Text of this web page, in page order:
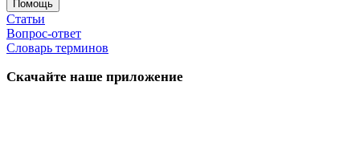
Помощь
Статьи
Вопрос-ответ
Словарь терминов
Скачайте наше приложение